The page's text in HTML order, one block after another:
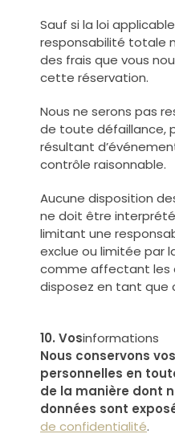
Sauf si la loi
responsabilité totale
des frais que vous
cette réservation.
Nous ne serons pas
de toute défaillance,
résultant
contrôle raisonnable.
Aucune disposition
ne doit être
limitant une
exclue ou limitée par
comme affectant les
disposez en tant que
10. Vosinformations
Nous conservons
personnelles en
de la manière dont
données sont
de confidentialité.